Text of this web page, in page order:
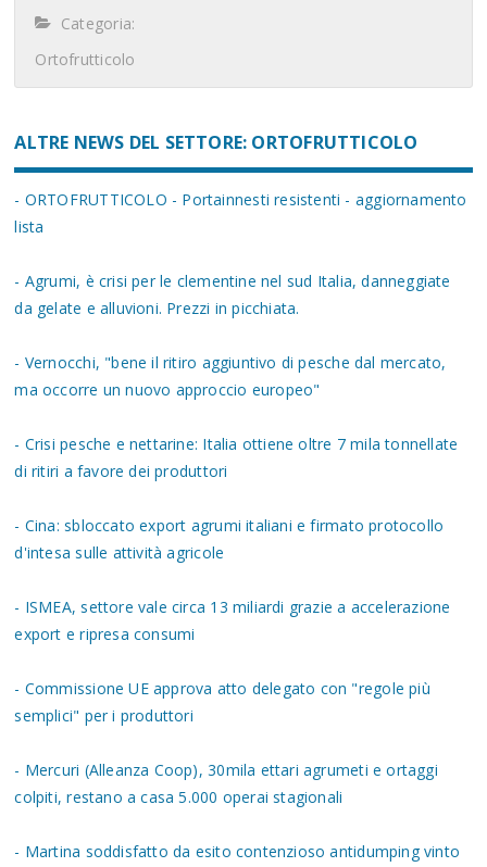
Categoria:
Ortofrutticolo
ALTRE NEWS DEL SETTORE: ORTOFRUTTICOLO
- ORTOFRUTTICOLO - Portainnesti resistenti - aggiornamento
lista
- Agrumi, è crisi per le clementine nel sud Italia, danneggiate
da gelate e alluvioni. Prezzi in picchiata.
- Vernocchi, "bene il ritiro aggiuntivo di pesche dal mercato,
ma occorre un nuovo approccio europeo"
- Crisi pesche e nettarine: Italia ottiene oltre 7 mila tonnellate
di ritiri a favore dei produttori
- Cina: sbloccato export agrumi italiani e firmato protocollo
d'intesa sulle attività agricole
- ISMEA, settore vale circa 13 miliardi grazie a accelerazione
export e ripresa consumi
- Commissione UE approva atto delegato con "regole più
semplici" per i produttori
- Mercuri (Alleanza Coop), 30mila ettari agrumeti e ortaggi
colpiti, restano a casa 5.000 operai stagionali
- Martina soddisfatto da esito contenzioso antidumping vinto